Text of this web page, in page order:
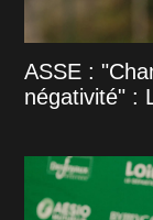
ASSE :
négativité" :